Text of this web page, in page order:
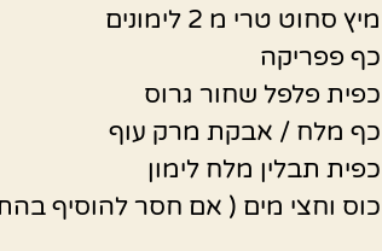
מיץ סחוט טרי מ 2 לימונים
כף פפריקה
כפית פלפל שחור גרוס
כף מלח / אבקת מרק עוף
כפית תבלין מלח לימון
כוס וחצי מים ( אם חסר להוסיף